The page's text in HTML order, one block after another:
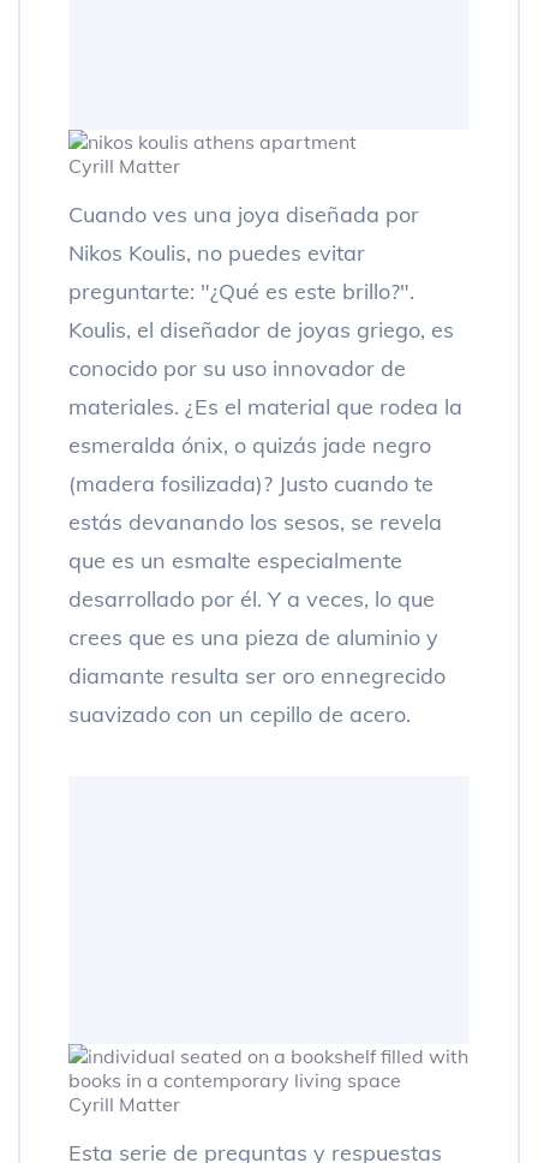
Cyrill Matter
Cuando ves una joya diseñada por
Nikos Koulis, no puedes evitar
preguntarte: "¿Qué es este brillo?".
Koulis, el diseñador de joyas griego, es
conocido por su uso innovador de
materiales. ¿Es el material que rodea la
esmeralda ónix, o quizás jade negro
(madera fosilizada)? Justo cuando te
estás devanando los sesos, se revela
que es un esmalte especialmente
desarrollado por él. Y a veces, lo que
crees que es una pieza de aluminio y
diamante resulta ser oro ennegrecido
suavizado con un cepillo de acero.
Cyrill Matter
Esta serie de preguntas y respuestas